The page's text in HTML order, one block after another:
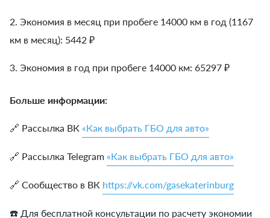
2. Экономия в месяц при пробеге 14000 км в год (1167
км в месяц): 5442 ₽
3. Экономия в год при пробеге 14000 км: 65297 ₽
Больше информации:
🔗 Рассылка ВК «Как выбрать ГБО для авто»
🔗 Рассылка Telegram «Как выбрать ГБО для авто»
🔗 Сообщество в ВК https://vk.com/gasekaterinburg
☎️ Для бесплатной консультации по расчету экономии